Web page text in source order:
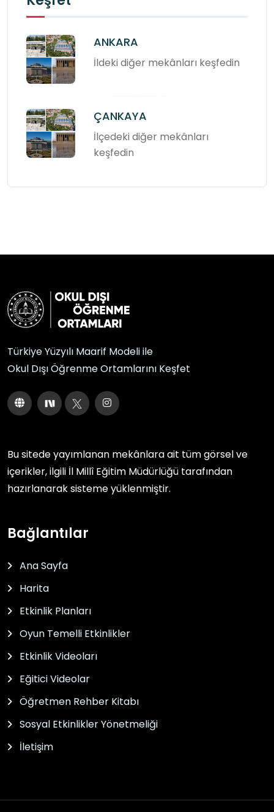
ANKARA
İldeki diğer mekânları keşfedin
ÇANKAYA
İlçedeki diğer mekânları
keşfedin
Türkiye Yüzyılı Maarif Modeli ile
Okul Dışı Öğrenme Ortamlarını Keşfet
Bu sitede yayımlanan mekânlara ait tüm görsel ve
içerikler, ilgili İl Millî Eğitim Müdürlüğü tarafından
hazırlanarak sisteme yüklenmiştir.
Bağlantılar
Ana Sayfa
Harita
Etkinlik Planları
Oyun Temelli Etkinlikler
Etkinlik Videoları
Eğitici Videolar
Öğretmen Rehber Kitabı
Sosyal Etkinlikler Yönetmeliği
İletişim